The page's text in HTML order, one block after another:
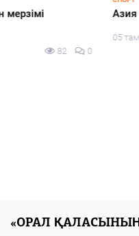
Азия чемпионына құрмет
«ОРАЛ